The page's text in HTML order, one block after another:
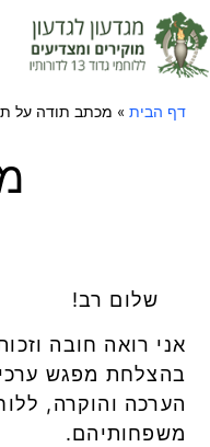
דף הבית » מכתב תודה על
שלום רב!
הערכה והוקרה,
משפחותיהם.